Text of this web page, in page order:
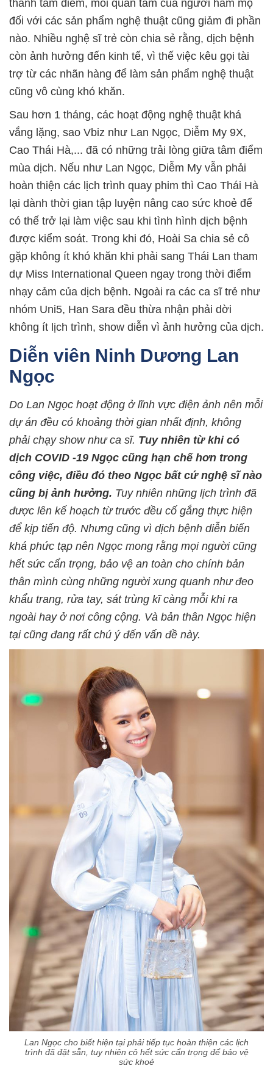
thành tâm điểm, mối quan tâm của người hâm mộ
đối với các sản phẩm nghệ thuật cũng giảm đi phần
nào. Nhiều nghệ sĩ trẻ còn chia sẻ rằng, dịch bệnh
còn ảnh hưởng đến kinh tế, vì thế việc kêu gọi tài
trợ từ các nhãn hàng để làm sản phẩm nghệ thuật
cũng vô cùng khó khăn.
Sau hơn 1 tháng, các hoạt động nghệ thuật khá
vắng lặng, sao Vbiz như Lan Ngọc, Diễm My 9X,
Cao Thái Hà,... đã có những trải lòng giữa tâm điểm
mùa dịch. Nếu như Lan Ngọc, Diễm My vẫn phải
hoàn thiện các lịch trình quay phim thì Cao Thái Hà
lại dành thời gian tập luyện nâng cao sức khoẻ để
có thế trở lại làm việc sau khi tình hình dịch bệnh
được kiểm soát. Trong khi đó, Hoài Sa chia sẻ cô
gặp không ít khó khăn khi phải sang Thái Lan tham
dự Miss International Queen ngay trong thời điểm
nhạy cảm của dịch bệnh. Ngoài ra các ca sĩ trẻ như
nhóm Uni5, Han Sara đều thừa nhận phải dời
không ít lịch trình, show diễn vì ảnh hưởng của dịch.
Diễn viên Ninh Dương Lan
Ngọc
Do Lan Ngọc hoạt động ở lĩnh vực điện ảnh nên mỗi
dự án đều có khoảng thời gian nhất định, không
phải chạy show như ca sĩ. Tuy nhiên từ khi có
dịch COVID -19 Ngọc cũng hạn chế hơn trong
công việc, điều đó theo Ngọc bất cứ nghệ sĩ nào
cũng bị ảnh hưởng. Tuy nhiên những lịch trình đã
được lên kế hoạch từ trước đều cố gắng thực hiện
để kịp tiến độ. Nhưng cũng vì dịch bệnh diễn biến
khá phức tạp nên Ngọc mong rằng mọi người cũng
hết sức cẩn trọng, bảo vệ an toàn cho chính bản
thân mình cùng những người xung quanh như đeo
khẩu trang, rửa tay, sát trùng kĩ càng mỗi khi ra
ngoài hay ở nơi công cộng. Và bản thân Ngọc hiện
tại cũng đang rất chú ý đến vấn đề này.
Lan Ngọc cho biết hiện tại phải tiếp tục hoàn thiện các lịch
trình đã đặt sẵn, tuy nhiên cô hết sức cẩn trọng để bảo vệ
sức khoẻ